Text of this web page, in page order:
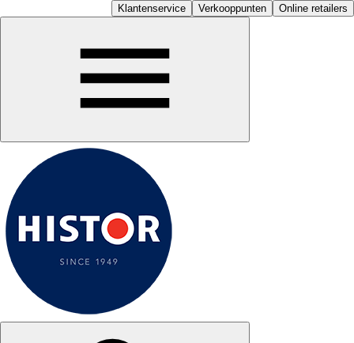
Klantenservice Verkooppunten Online retailers